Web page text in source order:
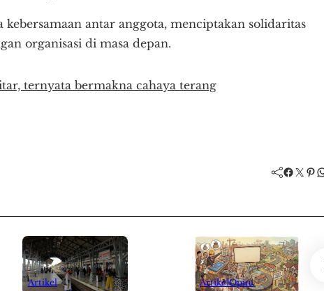
antar anggota, menciptakan solidaritas
organisasi di masa depan.
ternyata bermakna cahaya terang
Facebook Twitter Pinterest WhatsApp
Artikel ArtikelOpini